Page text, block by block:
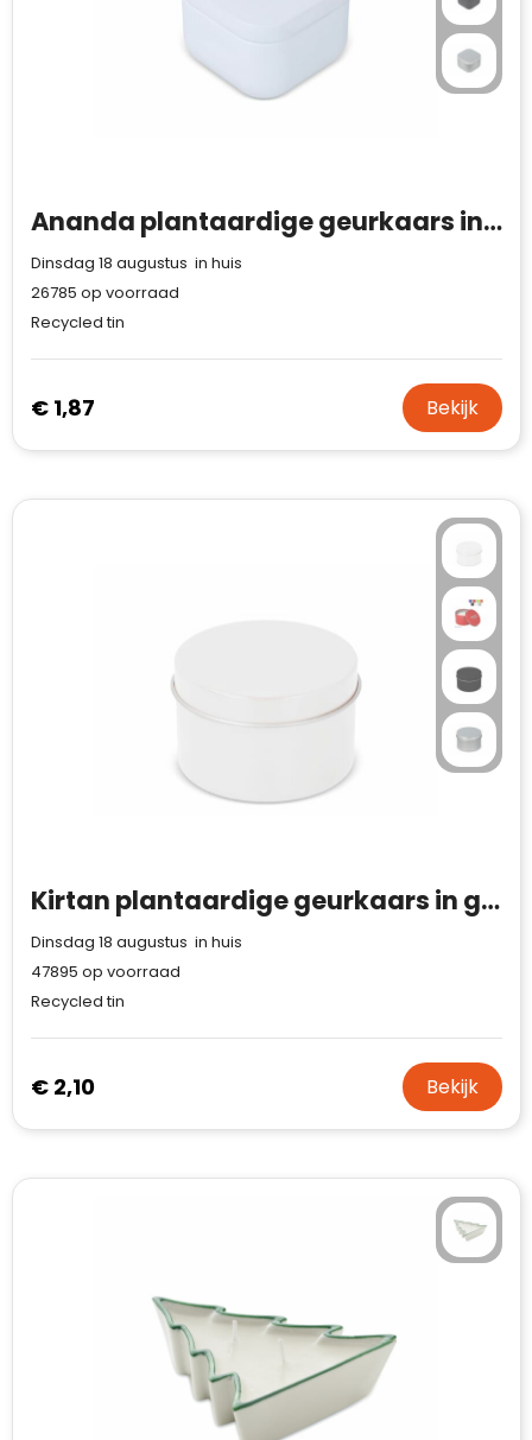
Ananda plantaardige geurkaars in gerecycled blik
Dinsdag 18 augustus in huis
26785 op voorraad
Recycled tin
€ 1,87 Bekijk
Kirtan plantaardige geurkaars in groot gerecycled blik
Dinsdag 18 augustus in huis
47895 op voorraad
Recycled tin
€ 2,10 Bekijk